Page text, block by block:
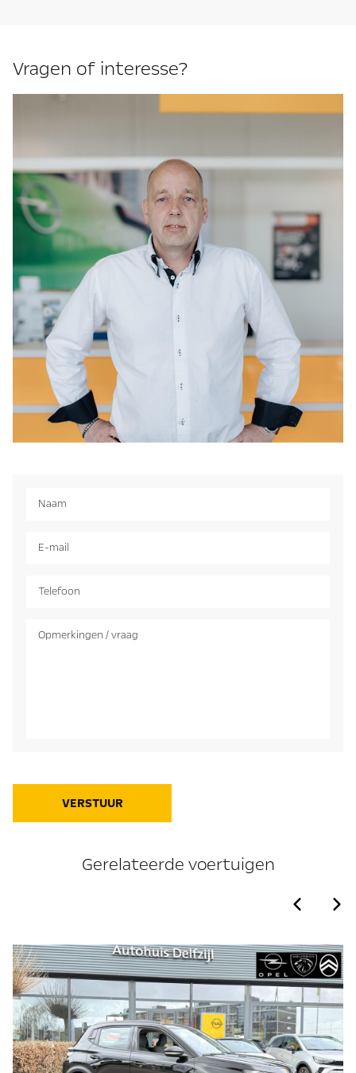
Vragen of interesse?
VERSTUUR
Gerelateerde voertuigen